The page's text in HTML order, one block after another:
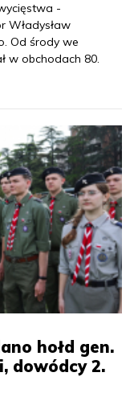
-
Władysław
Od środy we
w obchodach 80.
hołd gen.
dowódcy 2.